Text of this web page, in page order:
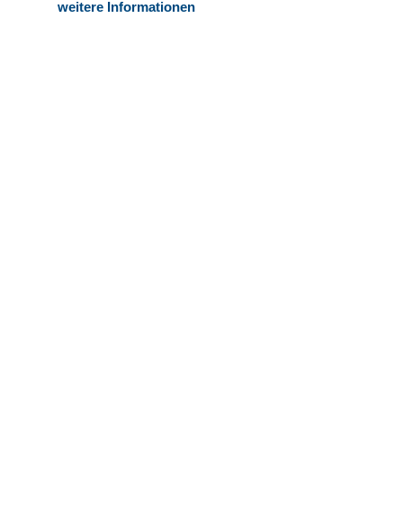
weitere Informationen